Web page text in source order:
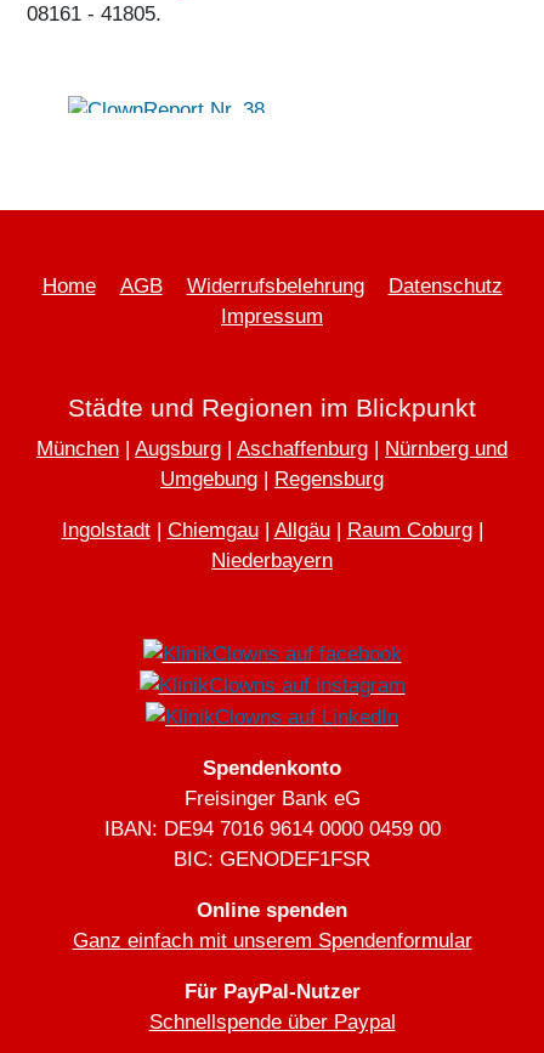
ClownReport Nr. 37 April
September 2021
08161 - 41805.
Home AGB Widerrufsbelehrung
Datenschutz
Impressum
Städte und Regionen im Blickpunkt
München | Augsburg | Aschaffenburg | Nürnberg und
Umgebung | Regensburg
Ingolstadt| Chiemgau| Allgäu| Raum Coburg|
Niederbayern
Spendenkonto
Freisinger Bank eG
IBAN: DE94 7016 9614 0000 0459 00
BIC: GENODEF1FSR
Online spenden
Ganz einfach mit unserem Spendenformular
Für PayPal-Nutzer
Schnellspende über Paypal